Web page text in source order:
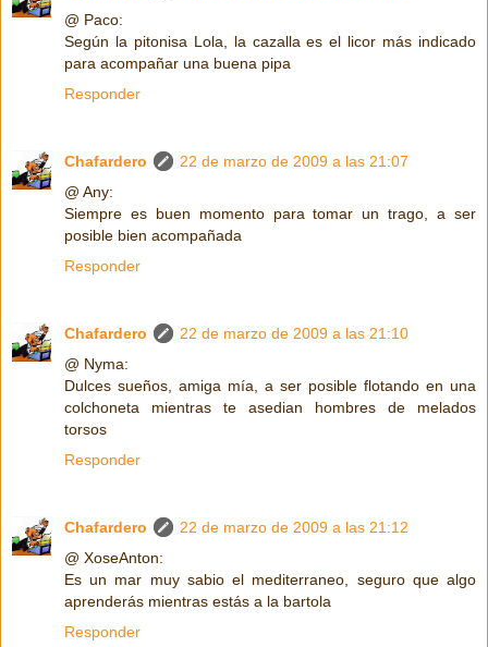
@ Paco:
Según la pitonisa Lola, la cazalla es el licor más indicado
para acompañar una buena pipa
Responder
Chafardero
22 de marzo de 2009 a las 21:07
@ Any:
Siempre es buen momento para tomar un trago, a ser
posible bien acompañada
Responder
Chafardero
22 de marzo de 2009 a las 21:10
@ Nyma:
Dulces sueños, amiga mía, a ser posible flotando en una
colchoneta mientras te asedian hombres de melados
torsos
Responder
Chafardero
22 de marzo de 2009 a las 21:12
@ XoseAnton:
Es un mar muy sabio el mediterraneo, seguro que algo
aprenderás mientras estás a la bartola
Responder